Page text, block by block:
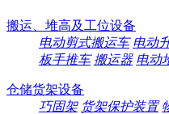
搬运、堆高及工位设备
电动剪式搬运车 电动
板手推车 搬运器 电动
仓储货架设备
巧固架 货架保护装置